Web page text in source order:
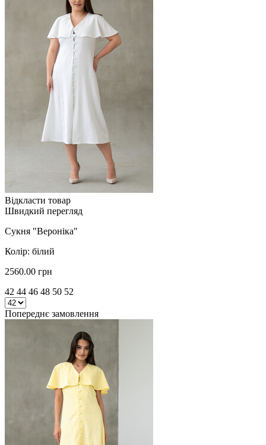
Відкласти товар
Швидкий перегляд
Сукня "Вероніка"
Колір: білий
2560.00 грн
42 44 46 48 50 52
Попереднє замовлення